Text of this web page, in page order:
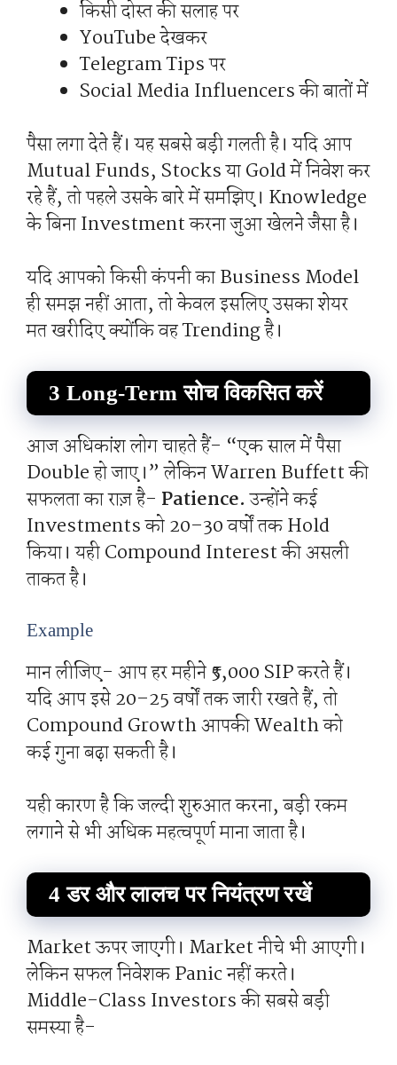
किसी दोस्त की सलाह पर
YouTube देखकर
Telegram Tips पर
Social Media Influencers की बातों में
पैसा लगा देते हैं। यह सबसे बड़ी गलती है। यदि आप
Mutual Funds, Stocks या Gold में निवेश कर
रहे हैं, तो पहले उसके बारे में समझिए। Knowledge
के बिना Investment करना जुआ खेलने जैसा है।
यदि आपको किसी कंपनी का Business Model
ही समझ नहीं आता, तो केवल इसलिए उसका शेयर
मत खरीदिए क्योंकि वह Trending है।
3 Long-Term सोच विकसित करें
आज अधिकांश लोग चाहते हैं- “एक साल में पैसा
Double हो जाए।” लेकिन Warren Buffett की
सफलता का राज़ है- Patience.उन्होंने कई
Investments को 20–30 वर्षों तक Hold
किया। यही Compound Interest की असली
ताकत है।
Example
मान लीजिए- आप हर महीने ₹5,000 SIP करते हैं।
यदि आप इसे 20–25 वर्षों तक जारी रखते हैं, तो
Compound Growth आपकी Wealth को
कई गुना बढ़ा सकती है।
यही कारण है कि जल्दी शुरुआत करना, बड़ी रकम
लगाने से भी अधिक महत्वपूर्ण माना जाता है।
4 डर और लालच पर नियंत्रण रखें
Market ऊपर जाएगी। Market नीचे भी आएगी।
लेकिन सफल निवेशक Panic नहीं करते।
Middle-Class Investors की सबसे बड़ी
समस्या है-